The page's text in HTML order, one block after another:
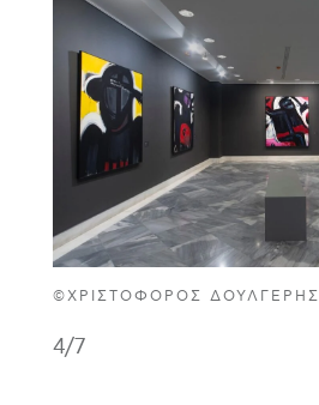
©ΧΡΙΣΤΌΦΟΡΟΣ ΔΟΥΛΓΈΡΗΣ
4/7